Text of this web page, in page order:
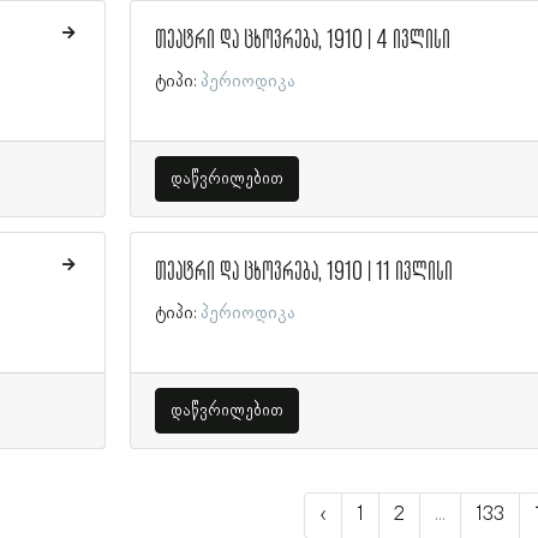
თეატრი და ცხოვრება, 1910 | 4 ივლისი
ტიპი: პერიოდიკა
დაწვრილებით
თეატრი და ცხოვრება, 1910 | 11 ივლისი
ტიპი: პერიოდიკა
დაწვრილებით
‹ 1 2 ... 133